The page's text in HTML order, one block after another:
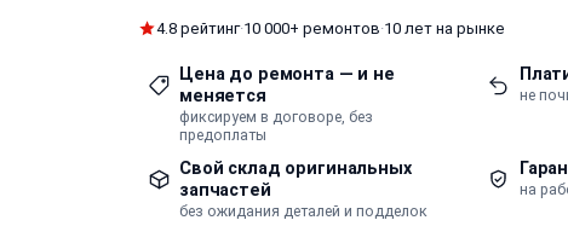
4.8 рейтинг·10 000+ ремонтов·10 лет на рынке
Цена до ремонта — и не
меняется
фиксируем в договоре, без
предоплаты
не
Свой склад оригинальных
запчастей
без ожидания деталей и подделок
на